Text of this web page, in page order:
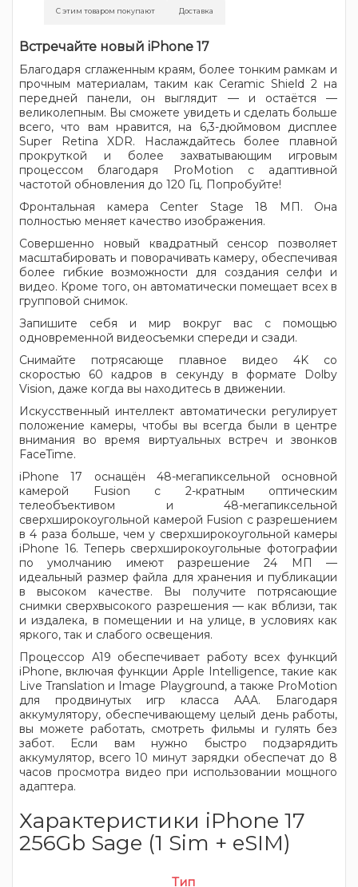
С этим товаром покупают Доставка
Встречайте новый iPhone 17
Благодаря сглаженным краям, более тонким рамкам и
прочным материалам, таким как Ceramic Shield 2 на
передней панели, он выглядит — и остаётся —
великолепным. Вы сможете увидеть и сделать больше
всего, что вам нравится, на 6,3-дюймовом дисплее
Super Retina XDR. Наслаждайтесь более плавной
прокруткой и более захватывающим игровым
процессом благодаря ProMotion с адаптивной
частотой обновления до 120 Гц. Попробуйте!
Фронтальная камера Center Stage 18 МП. Она
полностью меняет качество изображения.
Совершенно новый квадратный сенсор позволяет
масштабировать и поворачивать камеру, обеспечивая
более гибкие возможности для создания селфи и
видео. Кроме того, он автоматически помещает всех в
групповой снимок.
Запишите себя и мир вокруг вас с помощью
одновременной видеосъемки спереди и сзади.
Снимайте потрясающе плавное видео 4K со
скоростью 60 кадров в секунду в формате Dolby
Vision, даже когда вы находитесь в движении.
Искусственный интеллект автоматически регулирует
положение камеры, чтобы вы всегда были в центре
внимания во время виртуальных встреч и звонков
FaceTime.
iPhone 17 оснащён 48-мегапиксельной основной
камерой Fusion с 2-кратным оптическим
телеобъективом и 48-мегапиксельной
сверхширокоугольной камерой Fusion с разрешением
в 4 раза больше, чем у сверхширокоугольной камеры
iPhone 16. Теперь сверхширокоугольные фотографии
по умолчанию имеют разрешение 24 МП —
идеальный размер файла для хранения и публикации
в высоком качестве. Вы получите потрясающие
снимки сверхвысокого разрешения — как вблизи, так
и издалека, в помещении и на улице, в условиях как
яркого, так и слабого освещения.
Процессор A19 обеспечивает работу всех функций
iPhone, включая функции Apple Intelligence, такие как
Live Translation и Image Playground, а также ProMotion
для продвинутых игр класса AAA. Благодаря
аккумулятору, обеспечивающему целый день работы,
вы можете работать, смотреть фильмы и гулять без
забот. Если вам нужно быстро подзарядить
аккумулятор, всего 10 минут зарядки обеспечат до 8
часов просмотра видео при использовании мощного
адаптера.
Характеристики iPhone 17
256Gb Sage (1 Sim + eSIM)
Тип